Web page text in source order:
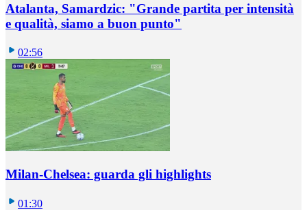
Atalanta, Samardzic: "Grande partita per intensità
e qualità, siamo a buon punto"
02:56
Milan-Chelsea: guarda gli highlights
01:30